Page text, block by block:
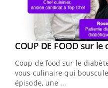
Youtube
COUP DE FOOD sur le
Coup de food sur le
vous culinaire qui
épisode, une ...